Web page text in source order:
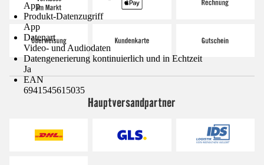
App
Produkt-Datenzugriff
App
Datenart
Video- und Audiodaten
Datengenerierung kontinuierlich und in Echtzeit
Ja
EAN
6941545615035
Hauptversandpartner